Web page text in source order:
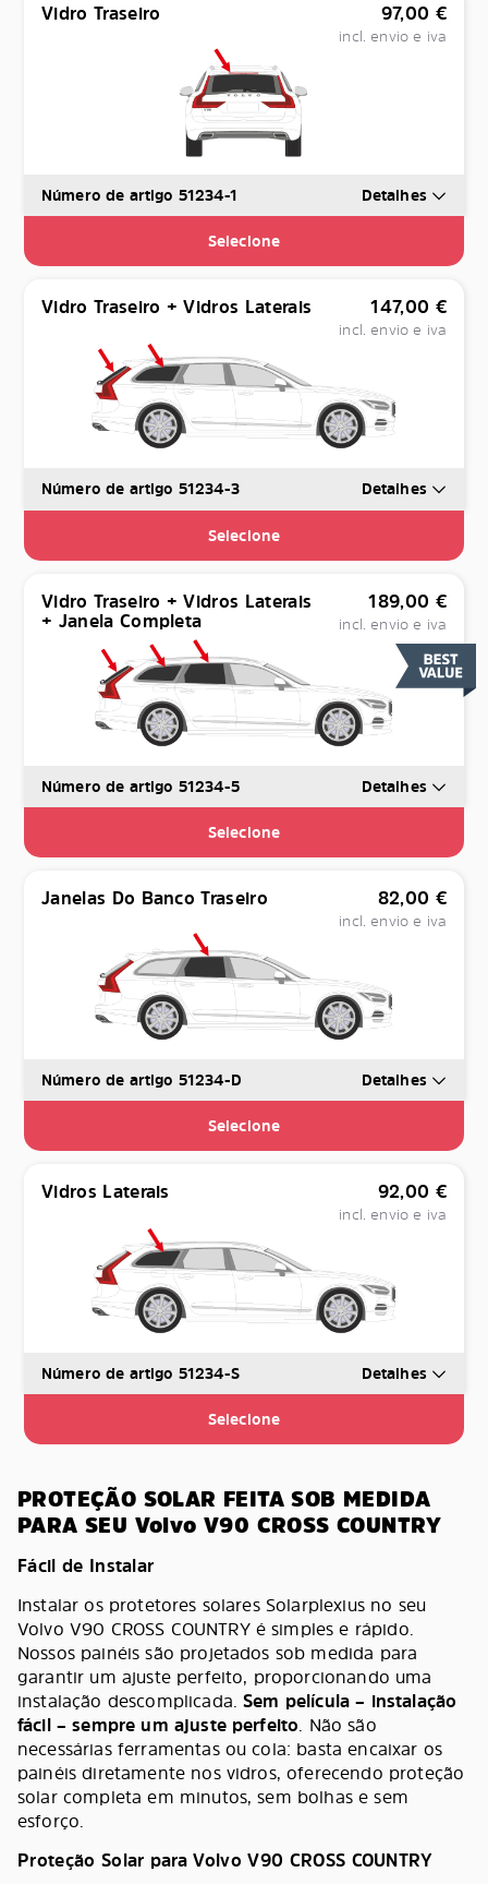
Vidro Traseiro 97,00 €
incl. envio e iva
Número de artigo 51234-1 Detalhes
Selecione
Vidro Traseiro + Vidros Laterais 147,00 €
incl. envio e iva
Número de artigo 51234-3 Detalhes
Selecione
Vidro Traseiro + Vidros Laterais
+ Janela Completa
189,00 €
incl. envio e iva
Número de artigo 51234-5 Detalhes
Selecione
Janelas Do Banco Traseiro 82,00 €
incl. envio e iva
Número de artigo 51234-D Detalhes
Selecione
Vidros Laterais 92,00 €
incl. envio e iva
Número de artigo 51234-S Detalhes
Selecione
PROTEÇÃO SOLAR FEITA SOB MEDIDA
PARA SEU Volvo V90 CROSS COUNTRY
Fácil de Instalar
Instalar os protetores solares Solarplexius no seu
Volvo V90 CROSS COUNTRY é simples e rápido.
Nossos painéis são projetados sob medida para
garantir um ajuste perfeito, proporcionando uma
instalação descomplicada.Sem película – instalação
fácil – sempre um ajuste perfeito. Não são
necessárias ferramentas ou cola: basta encaixar os
painéis diretamente nos vidros, oferecendo proteção
solar completa em minutos, sem bolhas e sem
esforço.
Proteção Solar para Volvo V90 CROSS COUNTRY